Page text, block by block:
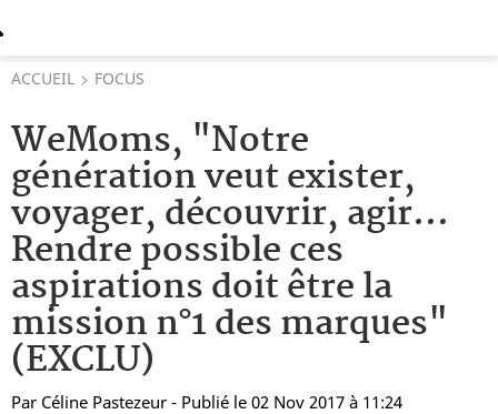
ACCUEIL FOCUS
WeMoms, "Notre
génération veut exister,
voyager, découvrir, agir...
Rendre possible ces
aspirations doit être la
mission n°1 des marques"
(EXCLU)
Par Céline Pastezeur - Publié le 02 Nov 2017 à 11:24